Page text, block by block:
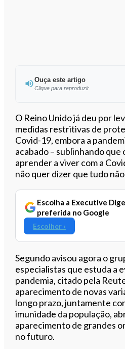
Ouça este artigo
Clique para reproduzir
Ouvir este
O Reino Unido já deu por
medidas restritivas de
Covid-19, embora a
acabado – sublinhando que
aprender a viver com a
não quer dizer que tudo
Escolha a Executive
preferida no Google
Escolher ›
Segundo avisou agora o
especialistas que estuda a
pandemia, citado pela
aparecimento de novas
longo prazo, juntamente
imunidade da população,
aparecimento de grandes
no futuro.